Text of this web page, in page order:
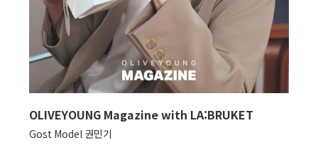
OLIVEYOUNG Magazine with LA:BRUKET
Gost Model 권민기